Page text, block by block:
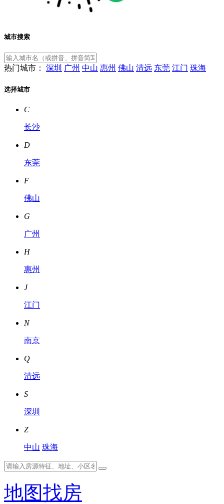
城市搜索
热门城市： 深圳 广州 中山 惠州 佛山 清远 东莞 江门 珠海
选择城市
C
长沙
D
东莞
F
佛山
G
广州
H
惠州
J
江门
N
南京
Q
清远
S
深圳
Z
中山 珠海
地图找房